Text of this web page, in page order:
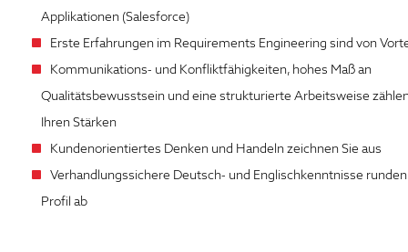
Applikationen (Salesforce)
Erste Erfahrungen im Requirements Engineering sind von
Kommunikations- und Konfliktfähigkeiten, hohes Maß an
Qualitätsbewusstsein und eine strukturierte Arbeitsweise
Ihren Stärken
Kundenorientiertes Denken und Handeln zeichnen Sie aus
Verhandlungssichere Deutsch- und Englischkenntnisse
Profil ab